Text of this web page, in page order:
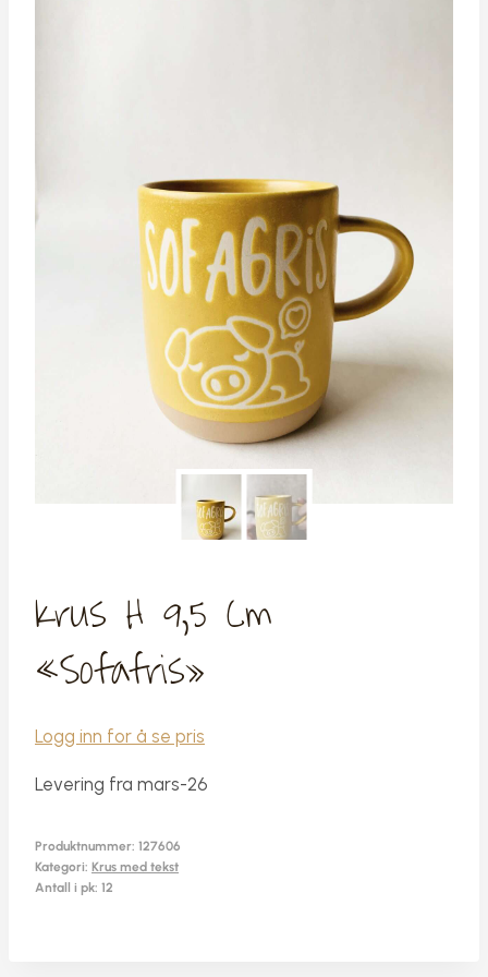
Krus H 9,5 Cm
«Sofafris»
Logg inn for å se pris
Levering fra mars-26
Produktnummer: 127606
Kategori: Krus med tekst
Antall i pk: 12